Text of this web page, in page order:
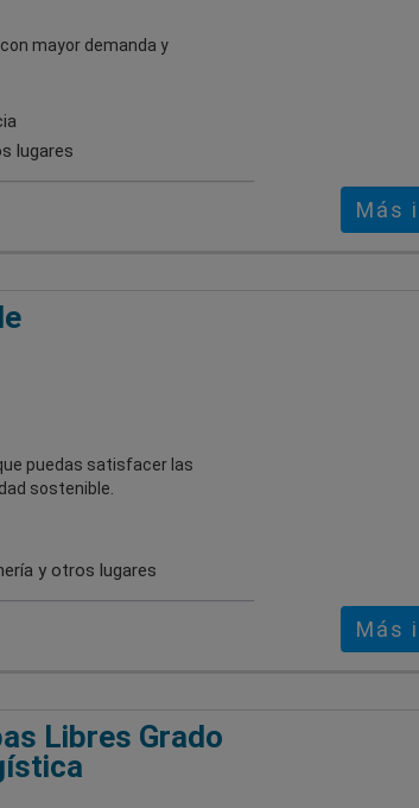
mayor demanda y
lugares
Más
puedas satisfacer las
sostenible.
y otros lugares
Más
Libres Grado